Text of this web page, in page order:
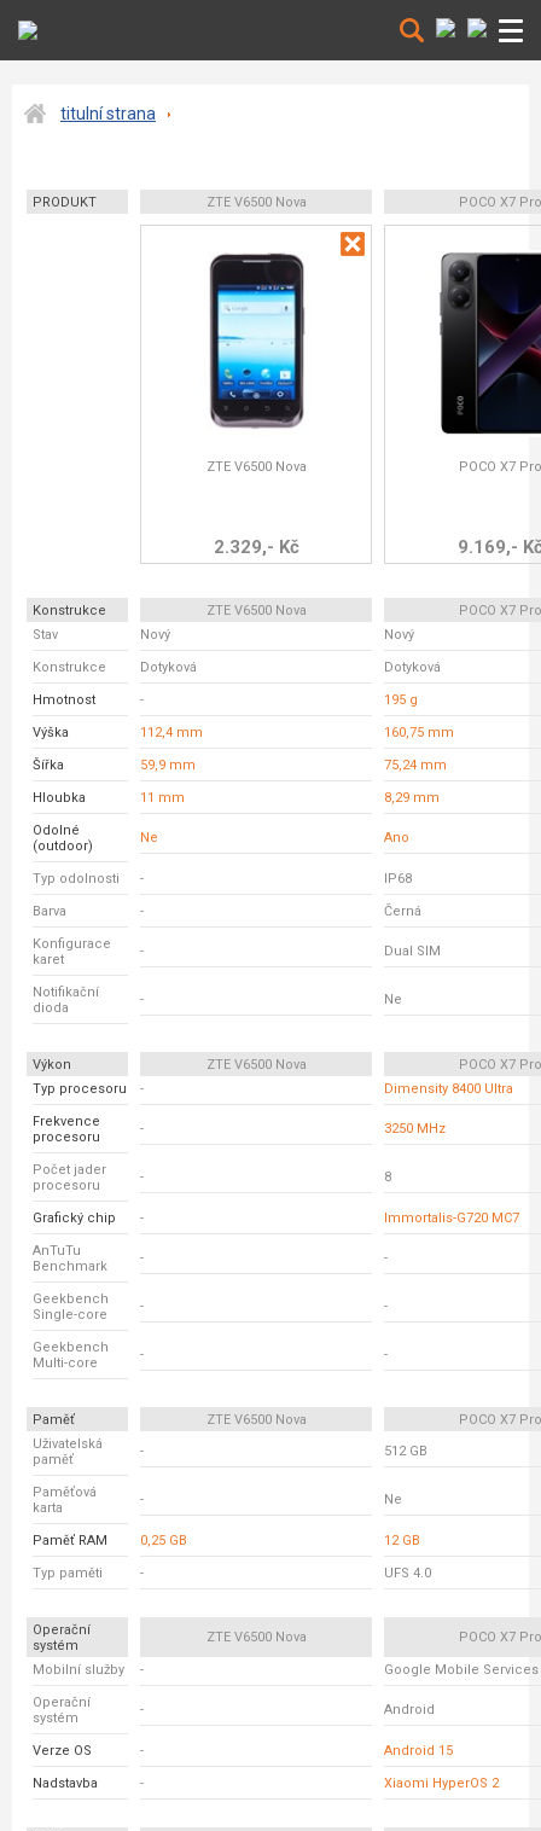
titulní strana
PRODUKT ZTE V6500 Nova POCO X7 Pro
ZTE V6500 Nova
2.329,- Kč
POCO X7 Pro
9.169,-
Konstrukce ZTE V6500 Nova
POCO X7 Pro
Stav
Nový Nový
Konstrukce Dotyková Dotyková
Hmotnost - 195 g
Výška 112,4 mm 160,75 mm
Šířka 59,9 mm 75,24 mm
Hloubka 11 mm 8,29 mm
Odolné
(outdoor)
Ne Ano
Typ odolnosti - IP68
Barva - Černá
Konfigurace
karet
- Dual SIM
Notifikační
dioda
- Ne
Výkon ZTE V6500 Nova
POCO X7 Pro
Typ procesoru
- Dimensity 8400 Ultra
Frekvence
procesoru
- 3250 MHz
Počet jader
procesoru
- 8
Grafický chip - Immortalis-G720 MC7
AnTuTu
Benchmark
- -
Geekbench
Single-core
- -
Geekbench
Multi-core
- -
Paměť ZTE V6500 Nova
POCO X7 Pro
Uživatelská
paměť
- 512 GB
Paměťová
karta
- Ne
Paměť RAM 0,25 GB 12 GB
Typ paměti - UFS 4.0
Operační
systém
ZTE V6500 Nova POCO X7 Pro
Mobilní služby - Google Mobile Services
Operační
systém
- Android
Verze OS - Android 15
Nadstavba - Xiaomi HyperOS 2